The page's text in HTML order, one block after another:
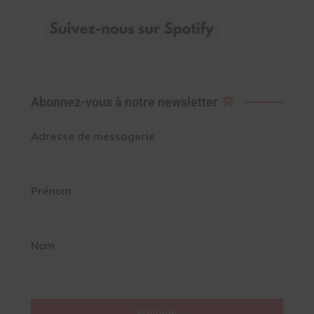
Abonnez-vous à notre newsletter
Adresse de messagerie
Prénom
Nom